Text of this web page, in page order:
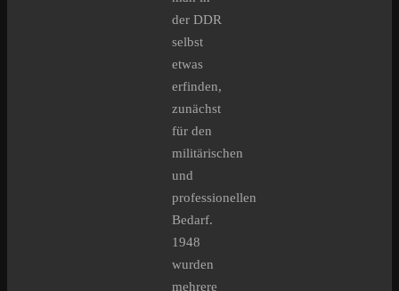
der DDR
selbst
etwas
erfinden,
zunächst
für den
militärischen
und
professionellen
Bedarf.
1948
wurden
mehrere